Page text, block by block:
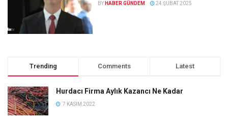
BY HABER GÜNDEM 24 ŞUBAT 2025
Trending Comments Latest
Hurdacı Firma Aylık Kazancı Ne Kadar
7 KASIM 2022